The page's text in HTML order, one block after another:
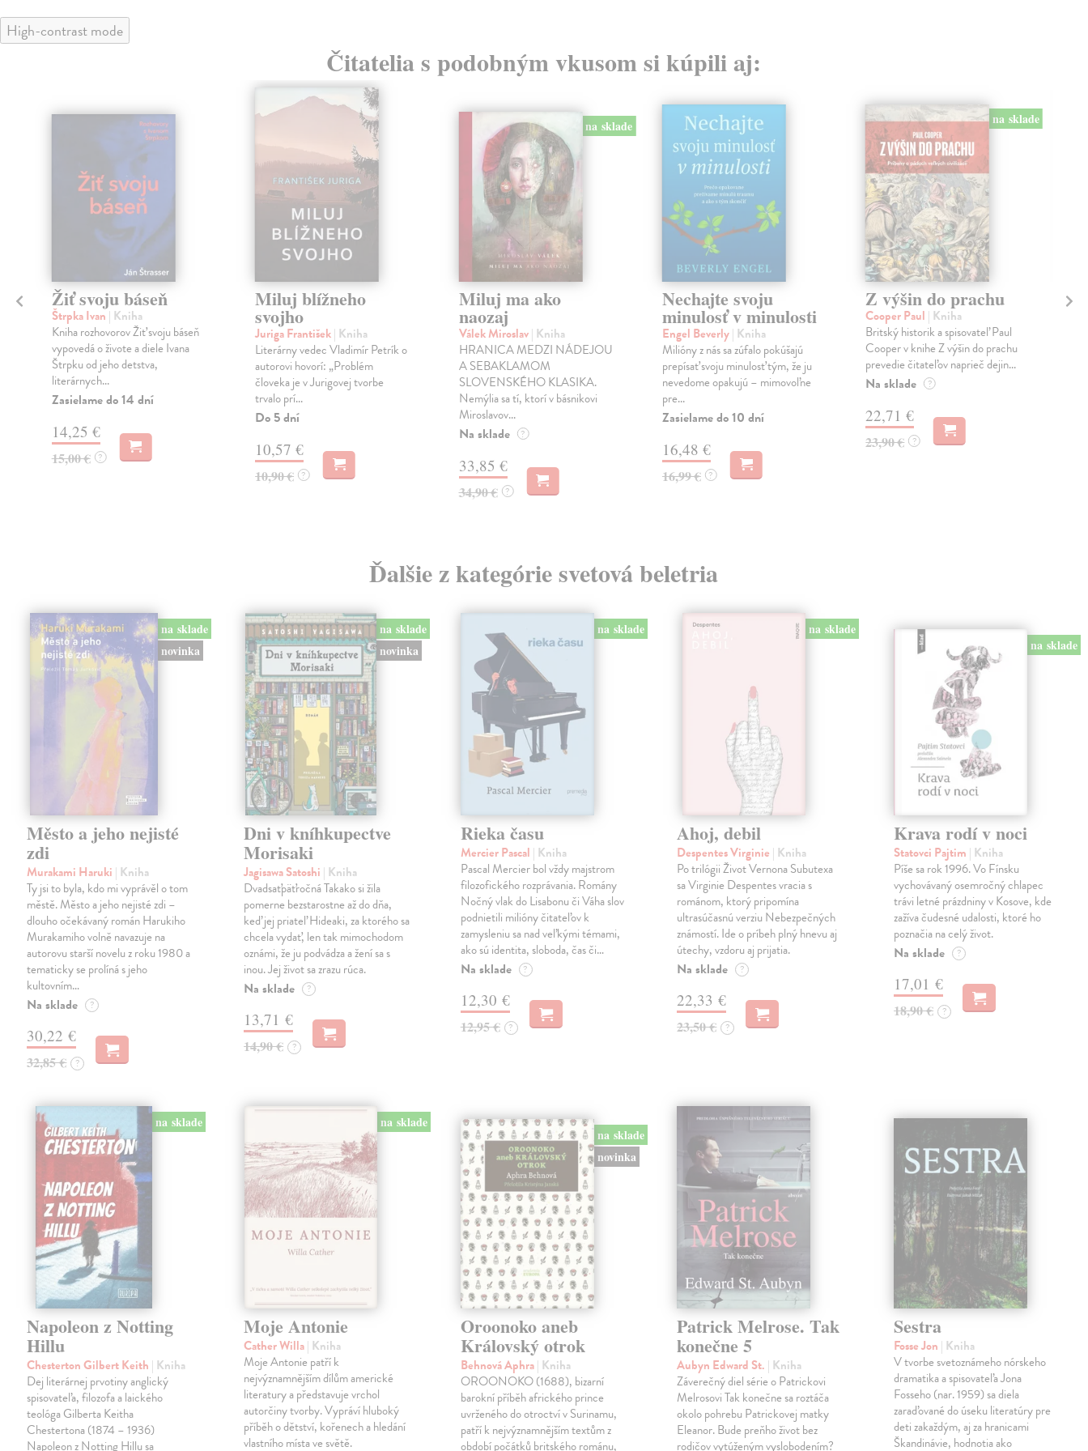
High-contrast mode
Čitatelia s podobným vkusom si kúpili aj:
Žiť svoju báseň
Štrpka Ivan | Kniha
Kniha rozhovorov Žiť svoju báseň
vypovedá o živote a diele Ivana
Štrpku od jeho detstva,
literárnych...
Zasielame do 14 dní
14,25 €
15,00 € ?
Miluj blížneho
svojho
Juriga František| Kniha
Literárny vedec Vladimír Petrík o
autorovi hovorí: „Problém
človeka je v Jurigovej tvorbe
trvalo prí...
Do 5 dní
10,57 €
10,90 € ?
na sklade
Miluj ma ako
naozaj
Válek Miroslav| Kniha
HRANICA MEDZI NÁDEJOU
A SEBAKLAMOM
SLOVENSKÉHO KLASIKA.
Nemýlia sa tí, ktorí v básnikovi
Miroslavov...
Na sklade ?
33,85 €
34,90 € ?
Nechajte svoju
minulosť v minulosti
Engel Beverly| Kniha
Milióny z nás sa zúfalo pokúšajú
prepísať svoju minulosť tým, že ju
nevedome opakujú – mimovoľne
pre...
Zasielame do 10 dní
16,48 €
16,99 € ?
na sklade
Z výšin do prachu
Cooper Paul | Kniha
Britský historik a spisovateľ Paul
Cooper v knihe Z výšin do prachu
prevedie čitateľov naprieč dejin...
Na sklade ?
22,71 €
23,90 € ?
Ďalšie z kategórie svetová beletria
na sklade
novinka
Město a jeho nejisté
zdi
Murakami Haruki | Kniha
Ty jsi to byla, kdo mi vyprávěl o tom
městě. Město a jeho nejisté zdi –
dlouho očekávaný román Harukiho
Murakamiho volně navazuje na
autorovu starší novelu z roku 1980 a
tematicky se prolíná s jeho
kultovním…
Na sklade ?
30,22 €
32,85 € ?
na sklade
novinka
Dni v kníhkupectve
Morisaki
Jagisawa Satoshi | Kniha
Dvadsaťpäťročná Takako si žila
pomerne bezstarostne až do dňa,
keď jej priateľ Hideaki, za ktorého sa
chcela vydať, len tak mimochodom
oznámi, že ju podvádza a žení sa s
inou. Jej život sa zrazu rúca.
Na sklade ?
13,71 €
14,90 € ?
na sklade
Rieka času
Mercier Pascal | Kniha
Pascal Mercier bol vždy majstrom
filozofického rozprávania. Romány
Nočný vlak do Lisabonu či Váha slov
podnietili milióny čitateľov k
zamysleniu sa nad veľkými témami,
ako sú identita, sloboda, čas či…
Na sklade ?
12,30 €
12,95 € ?
na sklade
Ahoj, debil
Despentes Virginie | Kniha
Po trilógii Život Vernona Subutexa
sa Virginie Despentes vracia s
románom, ktorý pripomína
ultrasúčasnú verziu Nebezpečných
známostí. Ide o príbeh plný hnevu aj
útechy, vzdoru aj prijatia.
Na sklade ?
22,33 €
23,50 € ?
na sklade
Krava rodí v noci
Statovci Pajtim | Kniha
Píše sa rok 1996. Vo Fínsku
vychovávaný osemročný chlapec
trávi letné prázdniny v Kosove, kde
zažíva čudesné udalosti, ktoré ho
poznačia na celý život.
Na sklade ?
17,01 €
18,90 € ?
na sklade
Napoleon z Notting
Hillu
Chesterton Gilbert Keith | Kniha
Dej literárnej prvotiny anglický
spisovateľa, filozofa a laického
teológa Gilberta Keitha
Chestertona (1874 – 1936)
Napoleon z Notting Hillu sa
na sklade
Moje Antonie
Cather Willa| Kniha
Moje Antonie patří k
nejvýznamnějším dílům americké
literatury a představuje vrchol
autorčiny tvorby. Vypráví hluboký
příběh o dětství, kořenech a hledání
vlastního místa ve světě.
na sklade
novinka
Oroonoko aneb
Královský otrok
Behnová Aphra| Kniha
OROONOKO (1688), bizarní
barokní příběh afrického prince
uvrženého do otroctví v Surinamu,
patří k nejvýznamnějším textům z
období počátků britského románu,
Patrick Melrose. Tak
konečne 5
Aubyn Edward St. | Kniha
Záverečný diel série o Patrickovi
Melrosovi Tak konečne sa roztáča
okolo pohrebu Patrickovej matky
Eleanor. Bude preňho život bez
rodičov vytúženým vyslobodením?
Sestra
Fosse Jon | Kniha
V tvorbe svetoznámeho nórskeho
dramatika a spisovateľa Jona
Fosseho (nar. 1959) sa diela
zaraďované do úseku literatúry pre
deti zakaždým, aj za hranicami
Škandinávie, hodnotia ako